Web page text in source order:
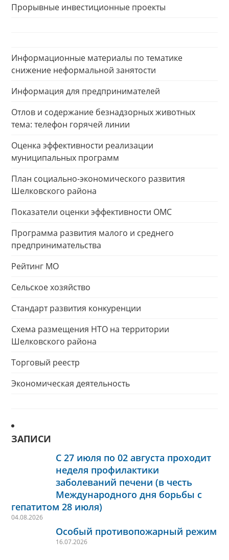
Прорывные инвестиционные проекты
Информационные материалы по тематике
снижение неформальной занятости
Информация для предпринимателей
Отлов и содержание безнадзорных животных
тема: телефон горячей линии
Оценка эффективности реализации
муниципальных программ
План социально-экономического развития
Шелковского района
Показатели оценки эффективности ОМС
Программа развития малого и среднего
предпринимательства
Рейтинг МО
Сельское хозяйство
Стандарт развития конкуренции
Схема размещения НТО на территории
Шелковского района
Торговый реестр
Экономическая деятельность
ЗАПИСИ
С 27 июля по 02 августа проходит
неделя профилактики
заболеваний печени (в честь
Международного дня борьбы с
гепатитом 28 июля)
04.08.2026
Особый противопожарный режим
16.07.2026